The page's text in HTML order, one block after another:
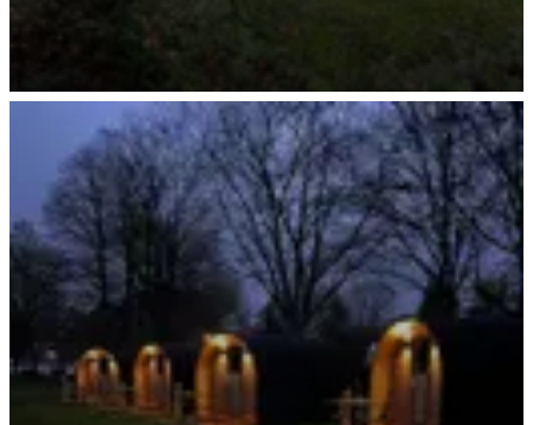
Sauna mit Ausblick